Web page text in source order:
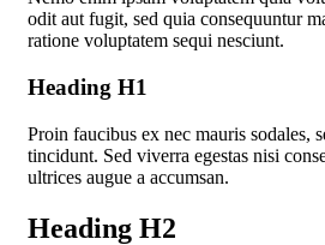
odit aut fugit, sed quia consequuntur
ratione voluptatem sequi nesciunt.
Heading H1
Proin faucibus ex nec mauris sodales,
tincidunt. Sed viverra egestas nisi
ultrices augue a accumsan.
Heading H2